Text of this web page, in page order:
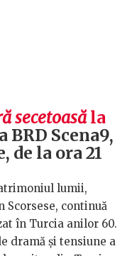
secetoasă la
BRD Scena9,
de la ora 21
lumii,
continuă
în Turcia anilor 60.
dramă și tensiune a